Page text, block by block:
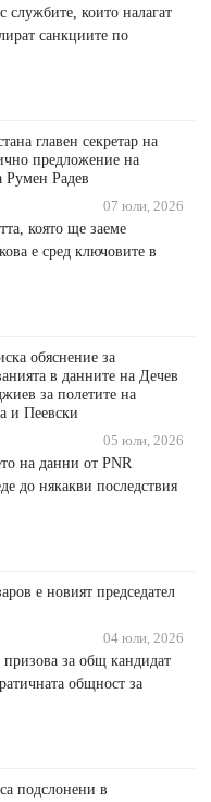
службите, които налагат
санкциите по
главен секретар на
предложение на
Румен Радев
07 юли, 2026
която ще заеме
е сред ключовите в
обяснение за
в данните на Дечев
за полетите на
и Пеевски
05 юли, 2026
на данни от PNR
до някакви последствия
е новият председател
04 юли, 2026
призова за общ кандидат
общност за
подслонени в